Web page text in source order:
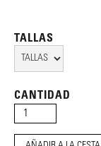
TALLAS
CANTIDAD